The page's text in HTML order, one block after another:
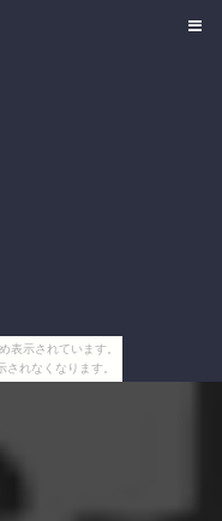
表示されています。
れなくなります。